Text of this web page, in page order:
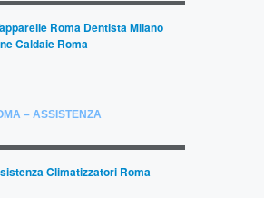
Roma Dentista Milano
Caldaie Roma
– ASSISTENZA
Climatizzatori Roma